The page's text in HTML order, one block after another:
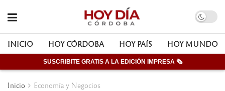
INICIO HOY CÓRDOBA HOY PAÍS HOY MUNDO
SUSCRIBITE GRATIS A LA EDICIÓN IMPRESA 🗞
Inicio Economía y Negocios